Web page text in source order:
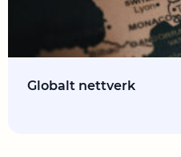
Globalt nettverk